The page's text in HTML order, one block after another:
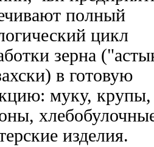
полный
цикл
зерна
в готовую
муку, крупы,
изделия.